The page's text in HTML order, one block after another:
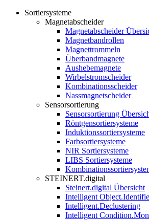
Sortiersysteme
Magnetabscheider
Magnetabscheider
Magnetbandrollen
Magnettrommeln
Überbandmagnete
Aushebemagnete
Wirbelstromscheider
Kombinationsscheider
Nassmagnetscheider
Sensorsortierung
Sensorsortierung
Röntgensortiersysteme
Induktionssortiersysteme
Farbsortiersysteme
NIR Sortiersysteme
LIBS Sortiersysteme
STEINERT.digital
Steinert.digital Übersicht
Intelligent
Intelligent.Declustering
Intelligent